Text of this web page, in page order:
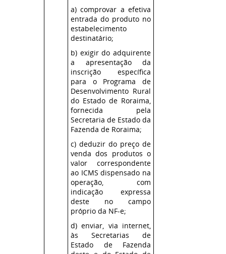
a) comprovar a efetiva
entrada do produto no
estabelecimento
destinatário;
b) exigir do adquirente
a apresentação da
inscrição específica
para o Programa de
Desenvolvimento Rural
do Estado de Roraima,
fornecida pela
Secretaria de Estado da
Fazenda de Roraima;
c) deduzir do preço de
venda dos produtos o
valor correspondente
ao ICMS dispensado na
operação, com
indicação expressa
deste no campo
próprio da NF-e;
d) enviar, via internet,
às Secretarias de
Estado de Fazenda